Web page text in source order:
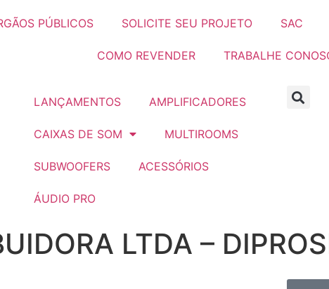
PÚBLICOS SOLICITE SEU PROJETO SAC
COMO REVENDER TRABALHE
LANÇAMENTOS AMPLIFICADORES
CAIXAS DE SOM MULTIROOMS
SUBWOOFERS ACESSÓRIOS
ÁUDIO PRO
LTDA –